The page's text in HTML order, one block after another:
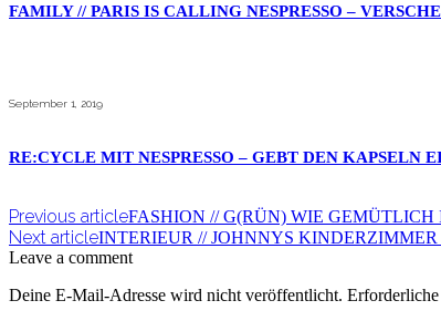
FAMILY // PARIS IS CALLING NESPRESSO –
September 1, 2019
RE:CYCLE MIT NESPRESSO – GEBT DEN KAPSELN
Previous articleFASHION // G(RÜN) WIE
Next articleINTERIEUR // JOHNNYS
Leave a comment
Deine E-Mail-Adresse wird nicht veröffentlicht.